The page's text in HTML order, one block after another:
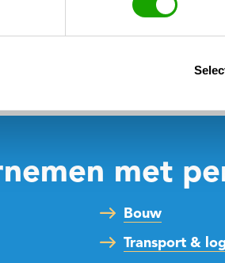
met
Bouw
Transport &